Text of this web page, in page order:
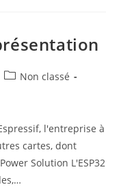
PostNon classé
l'entreprise à
cartes, dont
Solution L'ESP32